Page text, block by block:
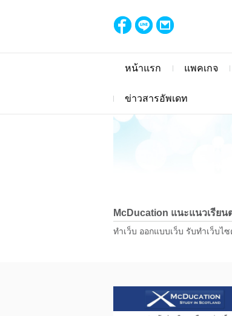
หน้าแรก แพคเกจ
ข่าวสารอัพเดท
McDucation แนะแนวเรีย
ทำเว็บ ออกแบบเว็บ รับทำเว็บไ